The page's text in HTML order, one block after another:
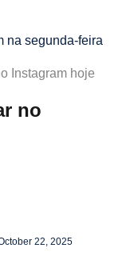
na segunda-feira
na terça-feira
na quarta-feira
na quinta-feira
no domingo
Instagram hoje
no
22, 2025